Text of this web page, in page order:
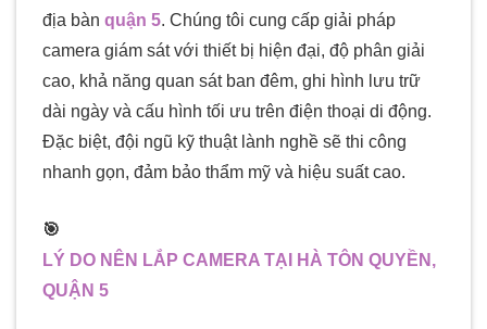
địa bàn quận 5. Chúng tôi cung cấp giải pháp
camera giám sát với thiết bị hiện đại, độ phân giải
cao, khả năng quan sát ban đêm, ghi hình lưu trữ
dài ngày và cấu hình tối ưu trên điện thoại di động.
Đặc biệt, đội ngũ kỹ thuật lành nghề sẽ thi công
nhanh gọn, đảm bảo thẩm mỹ và hiệu suất cao.
🎯
LÝ DO NÊN LẮP CAMERA TẠI HÀ TÔN QUYỀN,
QUẬN 5